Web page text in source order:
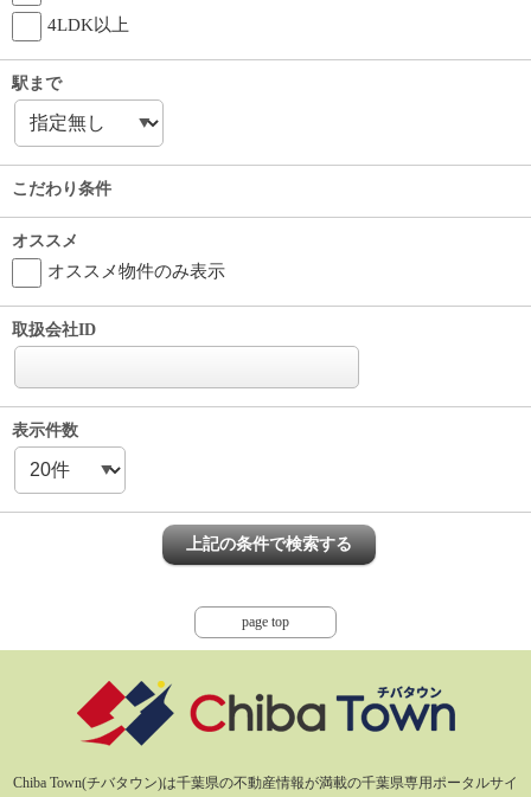
4LDK以上
駅まで
こだわり条件
オススメ
オススメ物件のみ表示
取扱会社ID
表示件数
page top
Chiba Town(チバタウン)は千葉県の不動産情報が満載の千葉県専用ポータルサイ